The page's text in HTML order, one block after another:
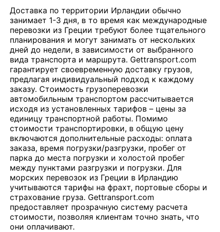
Доставка по территории Ирландии обычно
занимает 1-3 дня, в то время как международные
перевозки из Греции требуют более тщательного
планирования и могут занимать от нескольких
дней до недели, в зависимости от выбранного
вида транспорта и маршрута. Gettransport.com
гарантирует своевременную доставку грузов,
предлагая индивидуальный подход к каждому
заказу. Стоимость грузоперевозки
автомобильным транспортом рассчитывается
исходя из установленных тарифов – цены за
единицу транспортной работы. Помимо
стоимости транспортировки, в общую цену
включаются дополнительные расходы: оплата
заказа, время погрузки/разгрузки, пробег от
парка до места погрузки и холостой пробег
между пунктами разгрузки и погрузки. Для
морских перевозок из Греции в Ирландию
учитываются тарифы на фрахт, портовые сборы и
страхование груза. Gettransport.com
предоставляет прозрачную систему расчета
стоимости, позволяя клиентам точно знать, что
они оплачивают.